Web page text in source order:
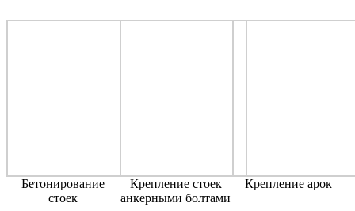
Бетонирование
стоек
Крепление стоек
анкерными болтами
Крепление арок